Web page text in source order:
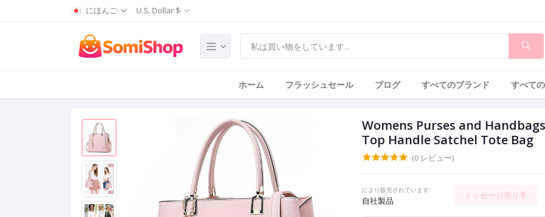
にほんご U.S. Dollar $
ホーム フラッシュセール ブログ すべてのブランド すべて
Womens Purses and
Top Handle Satchel Tote Bag
(0 レビュー)
により販売されています:
自社製品
メッセージ売り手